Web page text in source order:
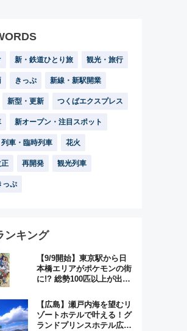
新・鉄道ひとり旅 観光・旅行
きっぷ 新線・新駅開業
新型・更新 つくばエクスプレス
新オープン・注目スポット
車・臨時列車 花火
正 再開発 観光列車
っぷ
ンキング
【9/9開始】東京駅から日
本橋エリアがポケモンの街
に!? 総勢100匹以上が出現
格謎解き・グッズ情報まと
め
【広島】瀬戸内海を望むリ
ゾートホテルで叶える！グ
ランドプリンスホテル広島